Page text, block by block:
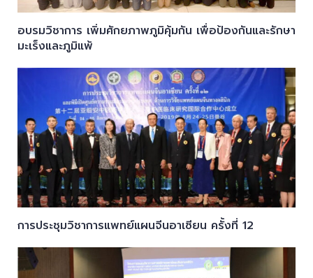
อบรมวิชาการ เพิ่มศักยภาพภูมิคุ้มกัน เพื่อป้องกันและรักษา
มะเร็งและภูมิแพ้
การประชุมวิชาการแพทย์แผนจีนอาเซียน ครั้งที่ 12